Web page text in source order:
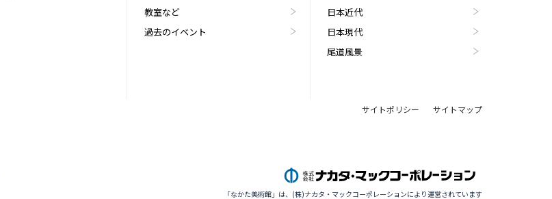
教室など
過去のイベント
日本近代
日本現代
尾道風景
サイトポリシー サイトマップ
「なかた美術館」は、(株)ナカタ・マックコーポレーションにより運営されています